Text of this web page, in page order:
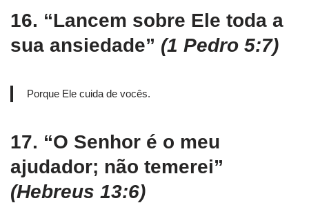
16. “Lancem sobre Ele toda a
sua ansiedade” (1 Pedro 5:7)
Porque Ele cuida de vocês.
17. “O Senhor é o meu
ajudador; não temerei”
(Hebreus 13:6)